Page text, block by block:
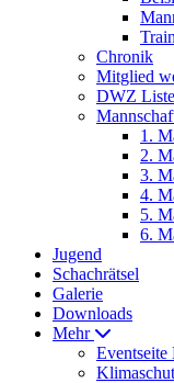
Chronik
Mitglied
DWZ Liste
1.
2.
3.
4.
5.
6.
Jugend
Schachrätsel
Galerie
Downloads
Mehr